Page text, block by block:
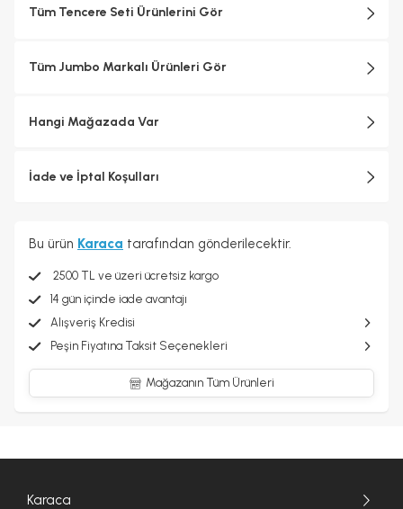
Tüm Tencere Seti Ürünlerini Gör
Tüm Jumbo Markalı Ürünleri Gör
Hangi Mağazada Var
İade ve İptal Koşulları
Bu ürün Karaca tarafından gönderilecektir.
2500 TL ve üzeri ücretsiz kargo
14 gün içinde iade avantajı
Alışveriş Kredisi
Peşin Fiyatına Taksit Seçenekleri
Mağazanın Tüm Ürünleri
Karaca